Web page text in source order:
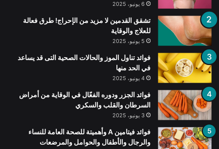
6 يونيو، 2025
تشقق القدمين لا مزيد من الإحراج! طرق فعالة
للعلاج والوقاية
5 يونيو، 2025
فوائد تناول الموز والحالات الصحية التى قد يساعد
في الحد منها
4 يونيو، 2025
فوائد الجزر ودوره الفعّال في الوقاية من أمراض
السرطان والقلب والسكري
3 يونيو، 2025
فوائد فيتامين A وأهميتة للصحة العامة للنساء
والرجال والأطفال والحوامل والمرضعات